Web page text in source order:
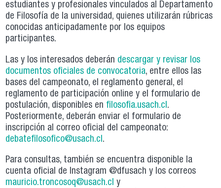
estudiantes y profesionales vinculados al Departamento
de Filosofía de la universidad, quienes utilizarán rúbricas
conocidas anticipadamente por los equipos
participantes.
Las y los interesados deberán descargar y revisar los
documentos oficiales de convocatoria, entre ellos las
bases del campeonato, el reglamento general, el
reglamento de participación online y el formulario de
postulación, disponibles en filosofia.usach.cl .
Posteriormente, deberán enviar el formulario de
inscripción al correo oficial del campeonato:
debatefilosofico@usach.cl .
Para consultas, también se encuentra disponible la
cuenta oficial de Instagram @dfusach y los correos
mauricio.troncosoq@usach.cl y